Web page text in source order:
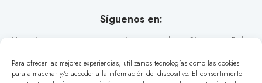
Para ofrecer las mejores experiencias, utilizamos tecnologías como las cookies
para almacenar y/o acceder a la información del dispositivo. El consentimiento
Síguenos en:
No te pierdas nuestras recomendaciones y novedades. Síguenos en Redes